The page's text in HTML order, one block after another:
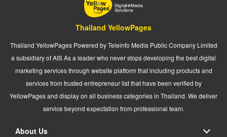
Thailand YellowPages
Thailand YellowPages Powered by Teleinfo Media Public Company Limited
a subsidiary of AIS As a leader who never stops developing the best digital
marketing services through website platform that including products and
services from trusted entrepreneur list that have been verified by
YellowPages and display on all business categories in Thailand. We deliver
service beyond expectation from professional team.
About Us